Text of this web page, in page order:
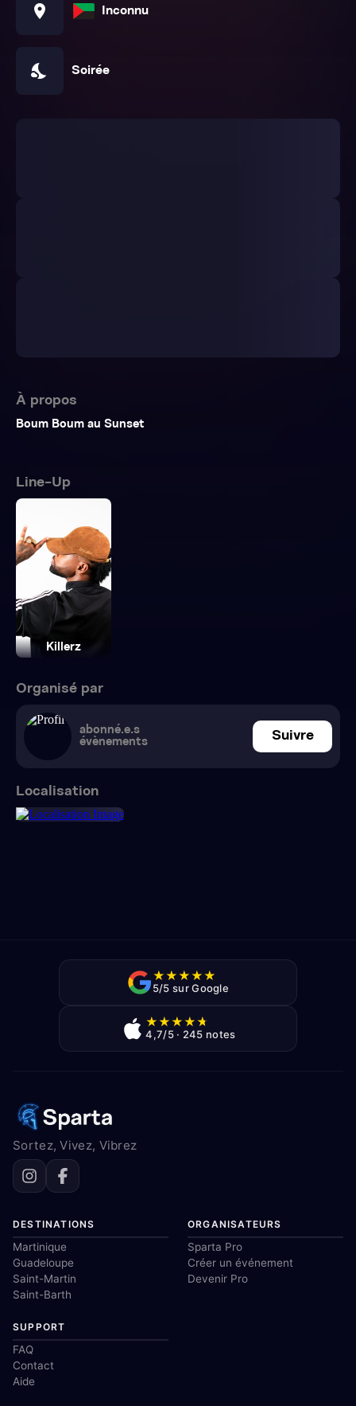
location_on Inconnu
nights_stay Soirée
À propos
Boum Boum au Sunset
Line-Up
Killerz
Organisé par
abonné.e.s
évènements
Suivre
Localisation
★★★★★
5/5 sur Google
★★★★★
4,7/5 · 245 notes
Sortez, Vivez, Vibrez
DESTINATIONS
Martinique
Guadeloupe
Saint-Martin
Saint-Barth
ORGANISATEURS
Sparta Pro
Créer un événement
Devenir Pro
SUPPORT
FAQ
Contact
Aide